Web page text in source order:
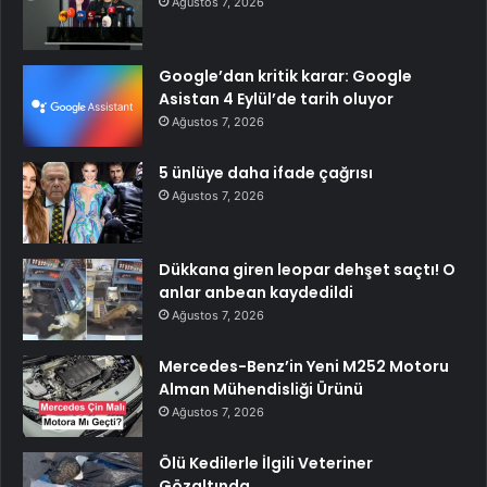
Google’dan kritik karar: Google
Asistan 4 Eylül’de tarih oluyor
Ağustos 7, 2026
5 ünlüye daha ifade çağrısı
Ağustos 7, 2026
Dükkana giren leopar dehşet saçtı! O
anlar anbean kaydedildi
Ağustos 7, 2026
Mercedes-Benz’in Yeni M252 Motoru
Alman Mühendisliği Ürünü
Ağustos 7, 2026
Ölü Kedilerle İlgili Veteriner